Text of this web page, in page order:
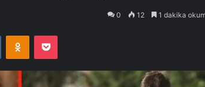
0 12 1 dakika
VKontakteOdnoklassniki
Pocket